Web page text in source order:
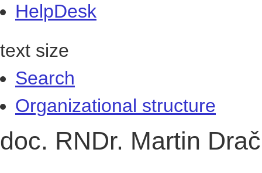
HelpDesk
text size
Search
Organizational structure
doc. RNDr. Martin